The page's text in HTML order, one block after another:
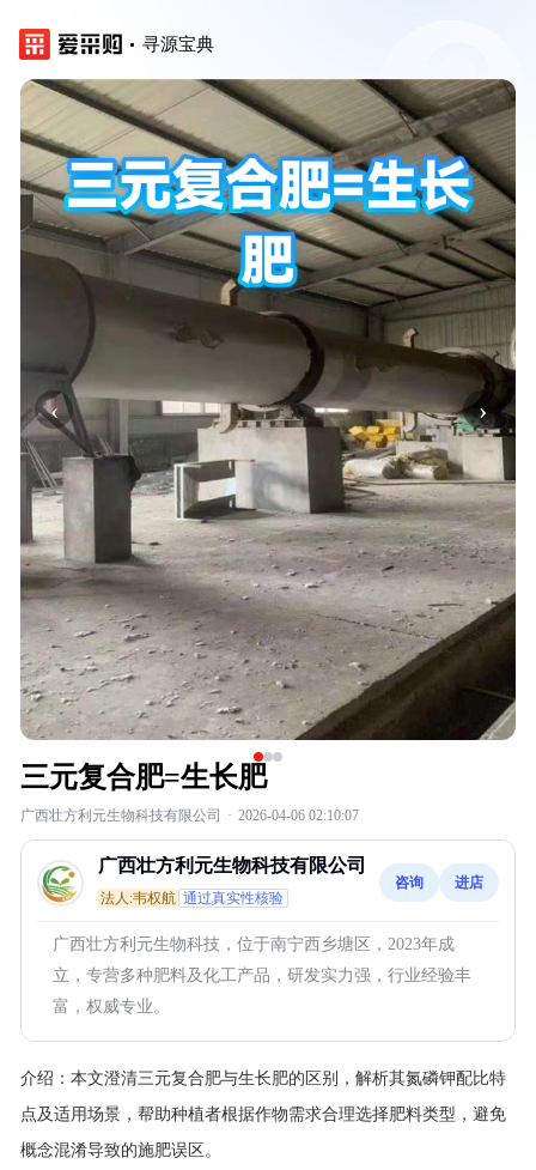
寻源宝典
‹ ›
三元复合肥=生长肥
广西壮方利元生物科技有限公司 · 2026-04-06 02:10:07
广西壮方利元生物科技有限公司
法人:韦权航 通过真实性核验
咨询 进店
广西壮方利元生物科技，位于南宁西乡塘区，2023年成
立，专营多种肥料及化工产品，研发实力强，行业经验丰
富，权威专业。
介绍： 本文澄清三元复合肥与生长肥的区别，解析其氮磷钾配比特
点及适用场景，帮助种植者根据作物需求合理选择肥料类型，避免
概念混淆导致的施肥误区。